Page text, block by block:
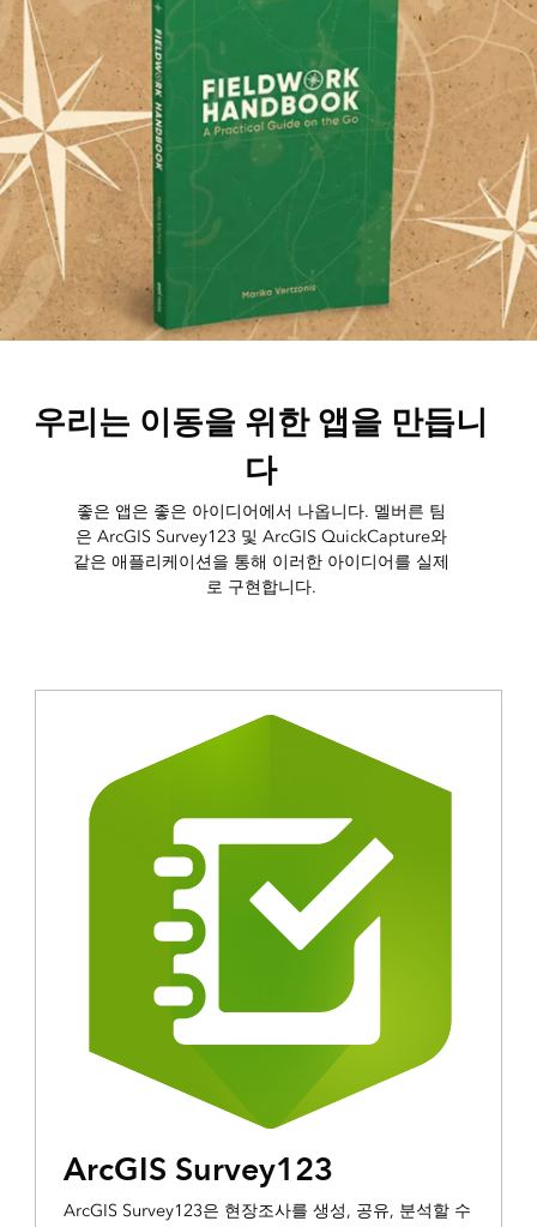
우리는 이동을 위한 앱을 만듭니
다
좋은 앱은 좋은 아이디어에서 나옵니다. 멜버른 팀
은 ArcGIS Survey123 및 ArcGIS QuickCapture와
같은 애플리케이션을 통해 이러한 아이디어를 실제
로 구현합니다.
ArcGIS Survey123
ArcGIS Survey123은 현장조사를 생성, 공유, 분석할 수